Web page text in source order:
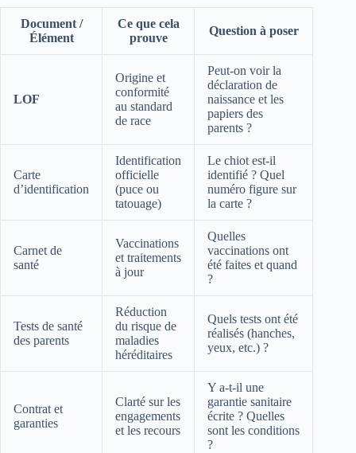
Document /
Élément
Ce que cela
prouve
Question à poser
LOF
Origine et
conformité
au standard
de race
Peut-on voir la
déclaration de
naissance et les
papiers des
parents ?
Carte
d’identification
Identification
officielle
(puce ou
tatouage)
Le chiot est-il
identifié ? Quel
numéro figure sur
la carte ?
Carnet de
santé
Vaccinations
et traitements
à jour
Quelles
vaccinations ont
été faites et quand
?
Tests de santé
des parents
Réduction
du risque de
maladies
héréditaires
Quels tests ont été
réalisés (hanches,
yeux, etc.) ?
Contrat et
garanties
Clarté sur les
engagements
et les recours
Y a-t-il une
garantie sanitaire
écrite ? Quelles
sont les conditions
?